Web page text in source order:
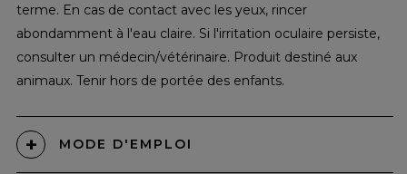
terme. En cas de contact avec les yeux, rincer
abondamment à l'eau claire. Si l'irritation oculaire persiste,
consulter un médecin/vétérinaire. Produit destiné aux
animaux. Tenir hors de portée des enfants.
MODE D'EMPLOI